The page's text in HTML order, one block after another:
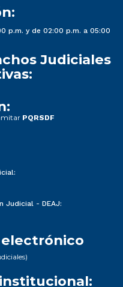
p.m. y de 02:00 p.m. a 05:00
Judiciales
PQRSDF
Judicial - DEAJ:
electrónico